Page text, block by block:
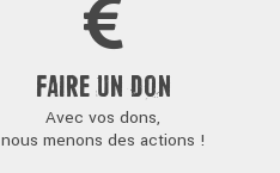
FAIRE UN DON
Avec vos dons,
nous menons des actions !